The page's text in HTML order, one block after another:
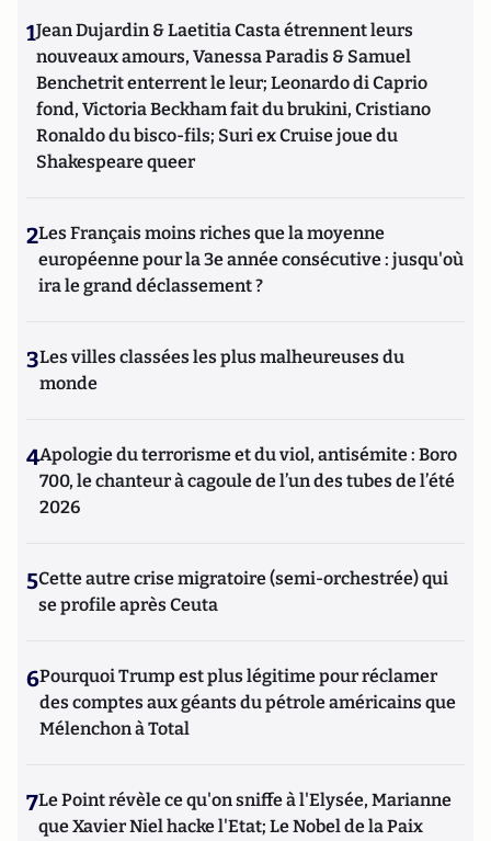
1Jean Dujardin & Laetitia Casta étrennent leurs
nouveaux amours, Vanessa Paradis & Samuel
Benchetrit enterrent le leur; Leonardo di Caprio
fond, Victoria Beckham fait du brukini, Cristiano
Ronaldo du bisco-fils; Suri ex Cruise joue du
Shakespeare queer
2Les Français moins riches que la moyenne
européenne pour la 3e année consécutive : jusqu'où
ira le grand déclassement ?
3Les villes classées les plus malheureuses du
monde
4Apologie du terrorisme et du viol, antisémite : Boro
700, le chanteur à cagoule de l’un des tubes de l’été
2026
5Cette autre crise migratoire (semi-orchestrée) qui
se profile après Ceuta
6Pourquoi Trump est plus légitime pour réclamer
des comptes aux géants du pétrole américains que
Mélenchon à Total
7Le Point révèle ce qu'on sniffe à l'Elysée, Marianne
que Xavier Niel hacke l'Etat; Le Nobel de la Paix